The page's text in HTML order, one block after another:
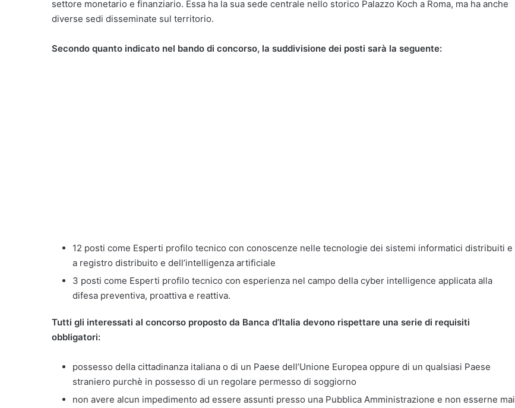
settore monetario e finanziario. Essa ha la sua sede centrale nello storico Palazzo Koch a Roma, ma ha anche
diverse sedi disseminate sul territorio.
Secondo quanto indicato nel bando di concorso, la suddivisione dei posti sarà la seguente:
12 posti come Esperti profilo tecnico con conoscenze nelle tecnologie dei sistemi informatici distribuiti e
a registro distribuito e dell’intelligenza artificiale
3 posti come Esperti profilo tecnico con esperienza nel campo della cyber intelligence applicata alla
difesa preventiva, proattiva e reattiva.
Tutti gli interessati al concorso proposto da Banca d’Italia devono rispettare una serie di requisiti
obbligatori:
possesso della cittadinanza italiana o di un Paese dell’Unione Europea oppure di un qualsiasi Paese
straniero purchè in possesso di un regolare permesso di soggiorno
non avere alcun impedimento ad essere assunti presso una Pubblica Amministrazione e non esserne mai